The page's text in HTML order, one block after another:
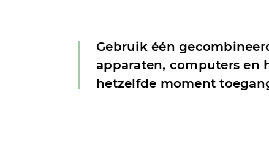
Gebruik één
apparaten, computers en
hetzelfde moment